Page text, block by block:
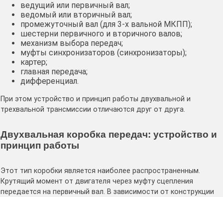
ведущий или первичный вал;
ведомый или вторичный вал;
промежуточный вал (для 3-х вальной МКПП);
шестерни первичного и вторичного валов;
механизм выбора передач;
муфты синхронизаторов (синхронизаторы);
картер;
главная передача;
дифференциал.
При этом устройство и принцип работы двухвальной и
трехвальной трансмиссии отличаются друг от друга.
Двухвальная коробка передач: устройство и
принцип работы
Этот тип коробки является наиболее распространенным.
Крутящий момент от двигателя через муфту сцепления
передается на первичный вал. В зависимости от конструкции